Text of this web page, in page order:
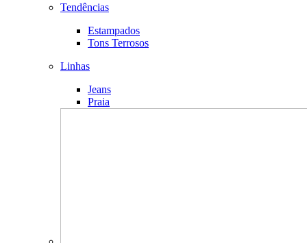
Tendências
Estampados
Tons Terrosos
Linhas
Jeans
Praia